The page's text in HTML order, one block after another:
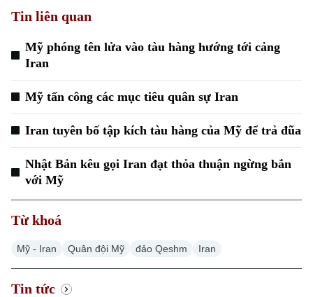
Xu hướng
Tin liên quan
Mỹ phóng tên lửa vào tàu hàng hướng tới cảng
Iran
Mỹ tấn công các mục tiêu quân sự Iran
Iran tuyên bố tập kích tàu hàng của Mỹ để trả đũa
Nhật Bản kêu gọi Iran đạt thỏa thuận ngừng bắn
với Mỹ
Từ khoá
Mỹ - Iran Quân đội Mỹ đảo Qeshm Iran
Tin tức